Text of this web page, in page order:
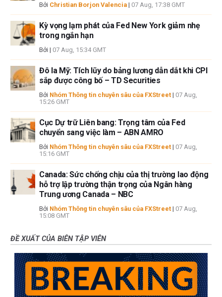
Bởi Christian Borjon Valencia | 07 Aug, 17:38 GMT
Kỳ vọng lạm phát của Fed New York giảm nhẹ
trong ngắn hạn
Bởi | 07 Aug, 15:34 GMT
Đô la Mỹ: Tích lũy do bảng lương dẫn dắt khi CPI
sắp được công bố – TD Securities
Bởi Nhóm Thông tin chuyên sâu của FXStreet | 07 Aug,
15:26 GMT
Cục Dự trữ Liên bang: Trọng tâm của Fed
chuyển sang việc làm – ABN AMRO
Bởi Nhóm Thông tin chuyên sâu của FXStreet | 07 Aug,
15:16 GMT
Canada: Sức chống chịu của thị trường lao động
hỗ trợ lập trường thận trọng của Ngân hàng
Trung ương Canada – NBC
Bởi Nhóm Thông tin chuyên sâu của FXStreet | 07 Aug,
15:08 GMT
ĐỀ XUẤT CỦA BIÊN TẬP VIÊN